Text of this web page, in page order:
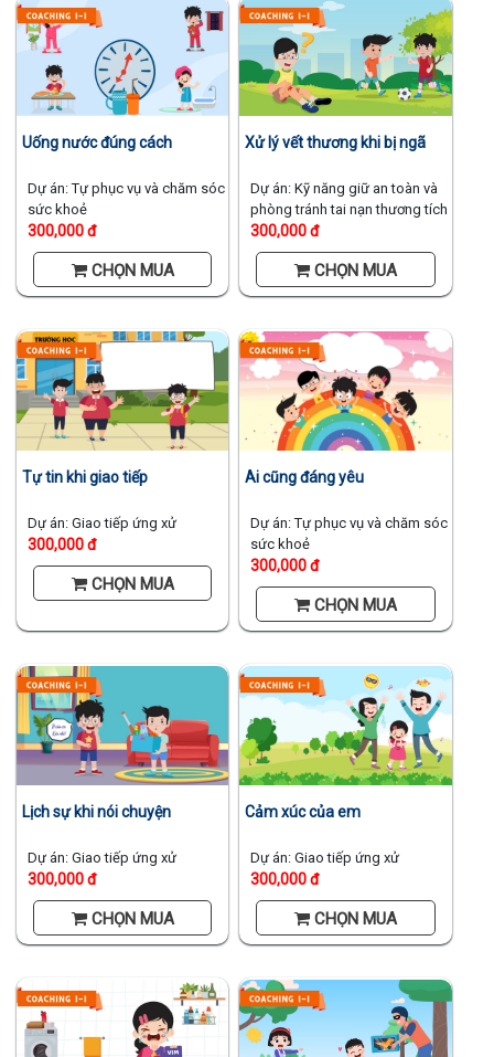
Uống nước đúng cách
Dự án: Tự phục vụ và chăm sóc
sức khoẻ
300,000 đ
CHỌN MUA
Xử lý vết thương khi bị ngã
Dự án: Kỹ năng giữ an toàn và
phòng tránh tai nạn thương tích
300,000 đ
CHỌN MUA
Tự tin khi giao tiếp
Dự án: Giao tiếp ứng xử
300,000 đ
CHỌN MUA
Ai cũng đáng yêu
Dự án: Tự phục vụ và chăm sóc
sức khoẻ
300,000 đ
CHỌN MUA
Lịch sự khi nói chuyện
Dự án: Giao tiếp ứng xử
300,000 đ
CHỌN MUA
Cảm xúc của em
Dự án: Giao tiếp ứng xử
300,000 đ
CHỌN MUA